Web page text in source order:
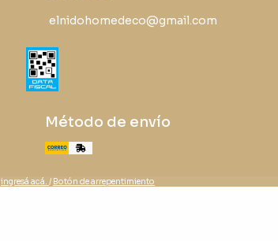
elnidohomedeco@gmail.com
Método de envío
ingresá acá. / Botón de arrepentimiento